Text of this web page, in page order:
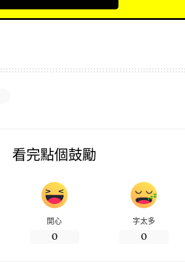
看完點個鼓勵
開心
0
字太多
0